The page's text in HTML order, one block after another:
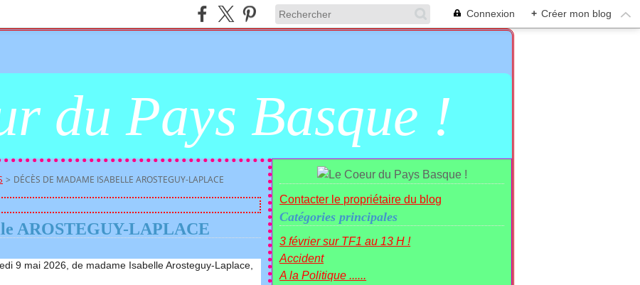
Connexion + Créer mon blog
du Pays Basque !
> DÉCÈS DE MADAME ISABELLE AROSTEGUY-LAPLACE
AROSTEGUY-LAPLACE
9 mai 2026, de madame Isabelle Arosteguy-Laplace,
Contacter le propriétaire du blog
Catégories principales
3 février sur TF1 au 13 H !
Accident
A la Politique ......